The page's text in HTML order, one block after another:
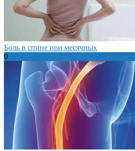
Боль в спине при месячных
0